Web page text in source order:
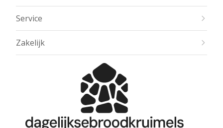
Service
Zakelijk